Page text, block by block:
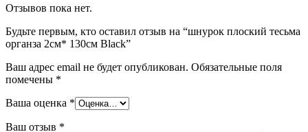
Отзывов пока нет.
Будьте первым, кто оставил отзыв на “шнурок плоский тесьма
органза 2см* 130см Black”
Ваш адрес email не будет опубликован. Обязательные поля
помечены *
Ваша оценка *
Ваш отзыв *